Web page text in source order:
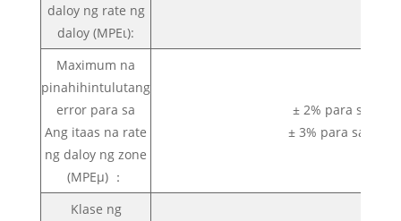
daloy ng rate ng
daloy (MPEι):
Maximum na
pinahihintulutang
error para sa
Ang itaas na rate
ng daloy ng zone
(MPEμ) ：
± 2% para sa
± 3% para sa
Klase ng